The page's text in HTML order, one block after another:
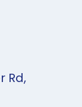
Rd,